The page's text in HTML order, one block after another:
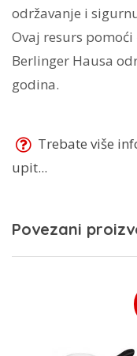
održavanje i
Ovaj resurs
Berlinger Hausa
godina.
Trebate više
upit...
Povezani